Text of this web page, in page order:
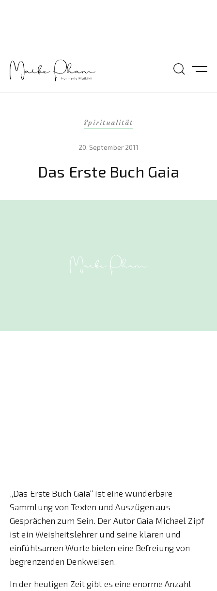
Spiritualität
20. September 2011
Das Erste Buch Gaia
„Das Erste Buch Gaia“ ist eine wunderbare
Sammlung von Texten und Auszügen aus
Gesprächen zum Sein. Der Autor Gaia Michael Zipf
ist ein Weisheitslehrer und seine klaren und
einfühlsamen Worte bieten eine Befreiung von
begrenzenden Denkweisen.
In der heutigen Zeit gibt es eine enorme Anzahl